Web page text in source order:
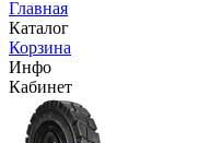
Главная
Каталог
Корзина
Инфо
Кабинет